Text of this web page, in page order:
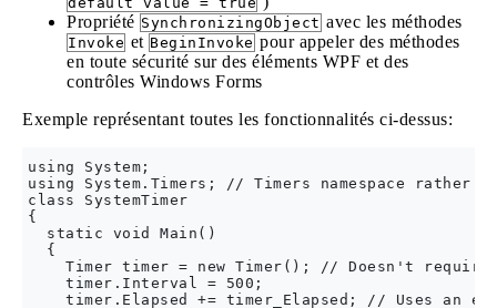
Propriété SynchronizingObject avec les méthodes
Invoke et BeginInvoke pour appeler des méthodes
en toute sécurité sur des éléments WPF et des
contrôles Windows Forms
Exemple représentant toutes les fonctionnalités ci-dessus:
using System;
using System.Timers; // Timers namespace rather
class SystemTimer
{
  static void Main()
  {
Timer timer = new Timer(); // Doesn't require
    timer.Interval = 500;
timer.Elapsed += timer_Elapsed; // Uses an